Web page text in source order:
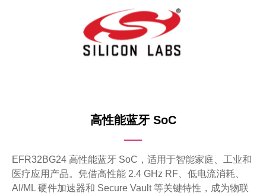
高性能蓝牙 SoC
EFR32BG24 高性能蓝牙 SoC，适用于智能家庭、工业和
医疗应用产品。凭借高性能 2.4 GHz RF、低电流消耗、
AI/ML 硬件加速器和 Secure Vault 等关键特性，成为物联